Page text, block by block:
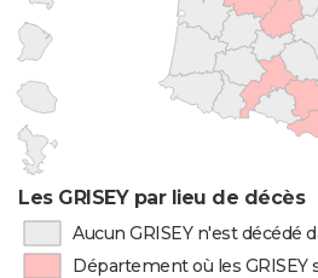
Les GRISEY par lieu de décès
Aucun GRISEY n'est décédé
Département où les